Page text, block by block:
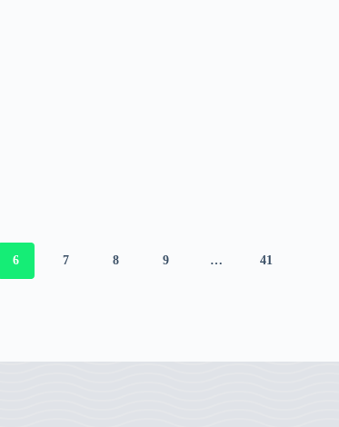
6 7 8 9 … 41